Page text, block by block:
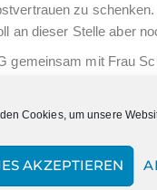
Cookies, um unsere
AKZEPTIEREN
zu
an dieser Stelle aber
gemeinsam mit Frau
musikalischen
Zusatztermine, um die
Probentag sowie
besonders auch